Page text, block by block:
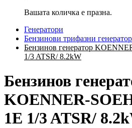
Вашата количка е празна.
Генератори
Бензинови трифазни
Бензинов генератор
1/3 ATSR/ 8.2kW
Бензинов
KOENNER-
1E 1/3 ATSR/